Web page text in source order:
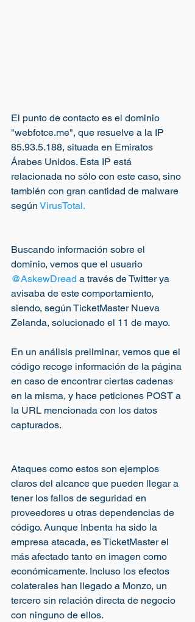
El punto de contacto es el dominio
"webfotce.me", que resuelve a la IP
85.93.5.188, situada en Emiratos
Árabes Unidos. Esta IP está
relacionada no sólo con este caso, sino
también con gran cantidad de malware
según VirusTotal.
Buscando información sobre el
dominio, vemos que el usuario
@AskewDread a través de Twitter ya
avisaba de este comportamiento,
siendo, según TicketMaster Nueva
Zelanda, solucionado el 11 de mayo.
En un análisis preliminar, vemos que el
código recoge información de la página
en caso de encontrar ciertas cadenas
en la misma, y hace peticiones POST a
la URL mencionada con los datos
capturados.
Ataques como estos son ejemplos
claros del alcance que pueden llegar a
tener los fallos de seguridad en
proveedores u otras dependencias de
código. Aunque Inbenta ha sido la
empresa atacada, es TicketMaster el
más afectado tanto en imagen como
económicamente. Incluso los efectos
colaterales han llegado a Monzo, un
tercero sin relación directa de negocio
con ninguno de ellos.